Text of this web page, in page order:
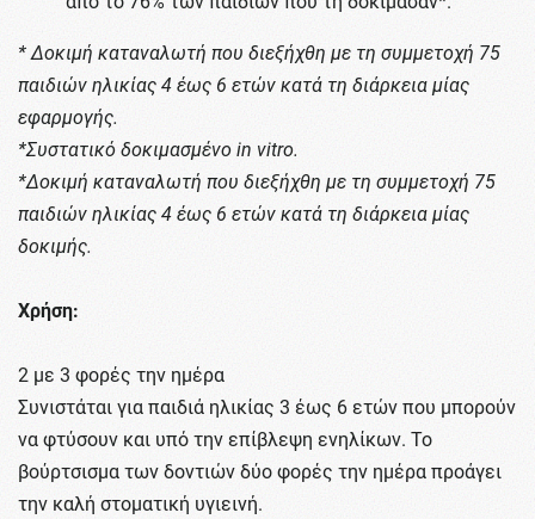
* Δοκιμή καταναλωτή που διεξήχθη με τη συμμετοχή 75
παιδιών ηλικίας 4 έως 6 ετών κατά τη διάρκεια μίας
εφαρμογής.
*Συστατικό δοκιμασμένο in vitro.
*Δοκιμή καταναλωτή που διεξήχθη με τη συμμετοχή 75
παιδιών ηλικίας 4 έως 6 ετών κατά τη διάρκεια μίας
δοκιμής.
Χρήση:
2 με 3 φορές την ημέρα
Συνιστάται για παιδιά ηλικίας 3 έως 6 ετών που μπορούν
να φτύσουν και υπό την επίβλεψη ενηλίκων. Το
βούρτσισμα των δοντιών δύο φορές την ημέρα προάγει
την καλή στοματική υγιεινή.